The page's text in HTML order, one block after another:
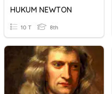
HUKUM NEWTON
10 T 8th